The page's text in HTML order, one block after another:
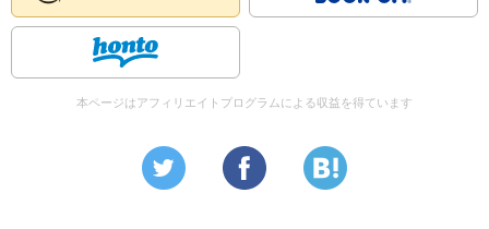
本ページはアフィリエイトプログラムによる収益を得ています